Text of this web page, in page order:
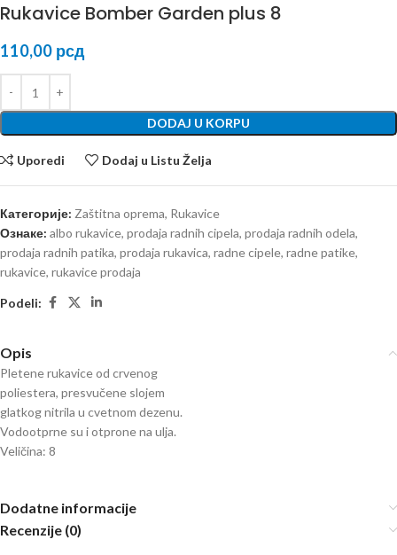
Rukavice Bomber Garden plus 8
110,00 рсд
DODAJ U KORPU
Uporedi Dodaj u Listu Želja
Категорије: Zaštitna oprema, Rukavice
Ознаке: albo rukavice, prodaja radnih cipela, prodaja radnih odela,
prodaja radnih patika, prodaja rukavica, radne cipele, radne patike,
rukavice, rukavice prodaja
Podeli:
Opis
Pletene rukavice od crvenog
poliestera, presvučene slojem
glatkog nitrila u cvetnom dezenu.
Vodootprne su i otprone na ulja.
Veličina: 8
Dodatne informacije
Recenzije (0)